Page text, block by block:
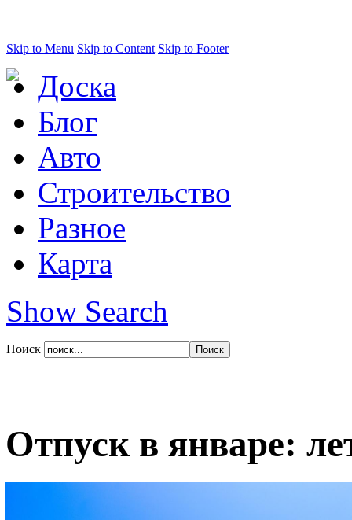
Skip to Menu Skip to Content Skip to Footer
Доска
Блог
Авто
Строительство
Разное
Карта
Show Search
Поиск
Отпуск в январе: